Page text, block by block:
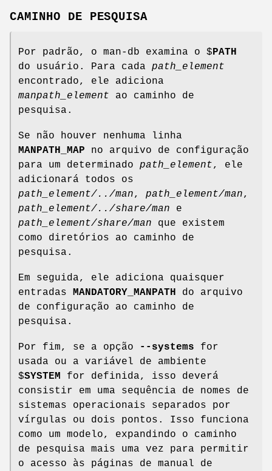
CAMINHO DE PESQUISA
Por padrão, o man-db examina o $ PATH
do usuário. Para cada path_element
encontrado, ele adiciona
manpath_element ao caminho de
pesquisa.
Se não houver nenhuma linha
MANPATH_MAP no arquivo de configuração
para um determinado path_element, ele
adicionará todos os
path_element/../man, path_element/man,
path_element/../share/man e
path_element/share/man que existem
como diretórios ao caminho de
pesquisa.
Em seguida, ele adiciona quaisquer
entradas
MANDATORY_MANPATH
do arquivo
de configuração ao caminho de
pesquisa.
Por fim, se a opção --systems for
usada ou a variável de ambiente
$SYSTEM
for definida, isso deverá
consistir em uma sequência de nomes de
sistemas operacionais separados por
vírgulas ou dois pontos. Isso funciona
como um modelo, expandindo o caminho
de pesquisa mais uma vez para permitir
o acesso às páginas de manual de